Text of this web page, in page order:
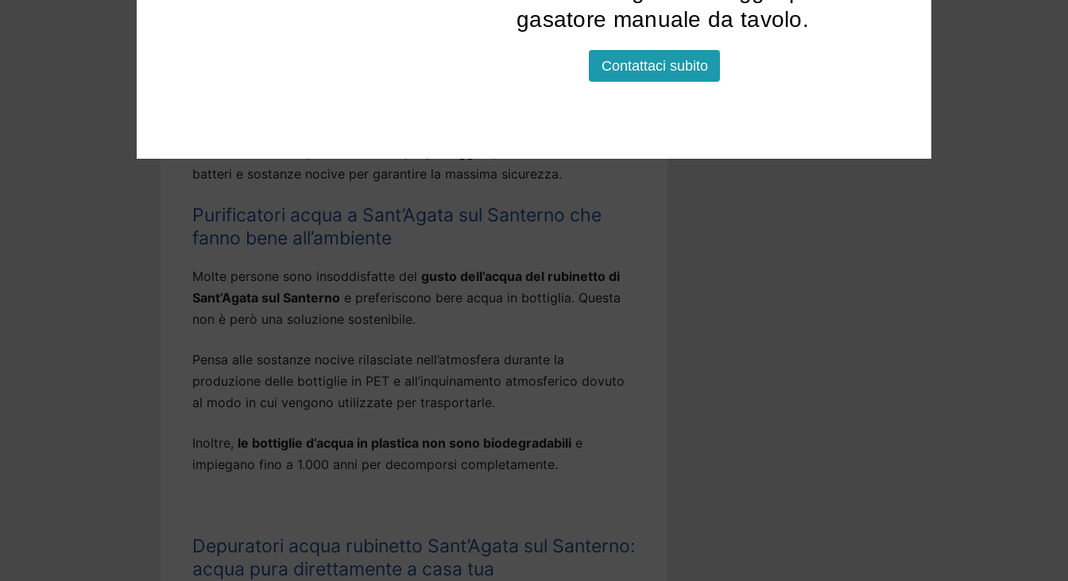
Depuratori acqua casa Sant’Agata sul Santerno:
è fondamentale per la nostra salute e per il nostro
batteri e sostanze nocive per garantire la massima sicurezza.
Purificatori acqua a Sant’Agata sul Santerno che
fanno bene all’ambiente
Molte persone sono insoddisfatte del gusto dell’acqua del rubinetto di
Sant’Agata sul Santerno e preferiscono bere acqua in bottiglia. Questa
non è però una soluzione sostenibile.
Pensa alle sostanze nocive rilasciate nell’atmosfera durante la
produzione delle bottiglie in PET e all’inquinamento atmosferico dovuto
al modo in cui vengono utilizzate per trasportarle.
Inoltre, le bottiglie d’acqua in plastica non sono biodegradabili e
impiegano fino a 1.000 anni per decomporsi completamente.
Depuratori acqua rubinetto Sant’Agata sul Santerno:
acqua pura direttamente a casa tua
gasatore manuale da tavolo.
Contattaci subito